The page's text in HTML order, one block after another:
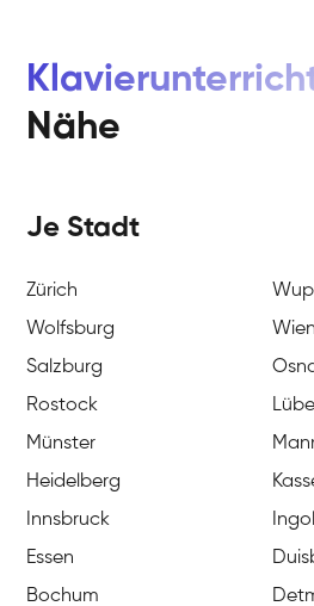
Nähe
Je Stadt
Zürich
Wolfsburg
Wien
Salzburg
Rostock
Münster
Heidelberg
Innsbruck
Essen
Bochum